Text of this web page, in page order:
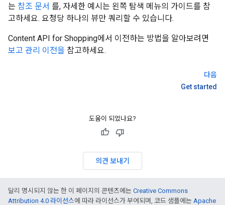
는 참조 문서 를, 자세한 예시는 왼쪽 탐색 메뉴의 가이드를 참
고하세요. 요청당 하나의 뷰만 쿼리할 수 있습니다.
Content API for Shopping에서 이전하는 방법을 알아보려면
보고 관리 이전을 참고하세요.
다음
Get started
도움이 되었나요?
의견 보내기
달리 명시되지 않는 한 이 페이지의 콘텐츠에는 Creative Commons
Attribution 4.0 라이선스에 따라 라이선스가 부여되며, 코드 샘플에는 Apache